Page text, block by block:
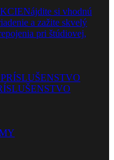
Nájdite si vhodnú
a zažite skvelý
pri štúdiovej,